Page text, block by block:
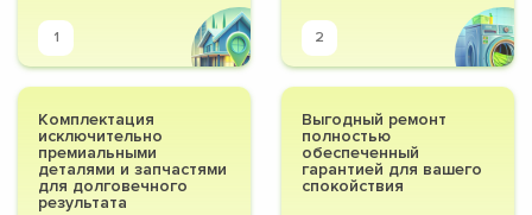
1 2
Комплектация
исключительно
премиальными
деталями и запчастями
для долговечного
результата
Выгодный ремонт
полностью
обеспеченный
гарантией для вашего
спокойствия